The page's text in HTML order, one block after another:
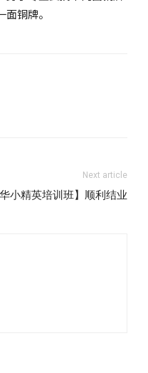
铜牌。
Next article
华小精英培训班】顺利结业